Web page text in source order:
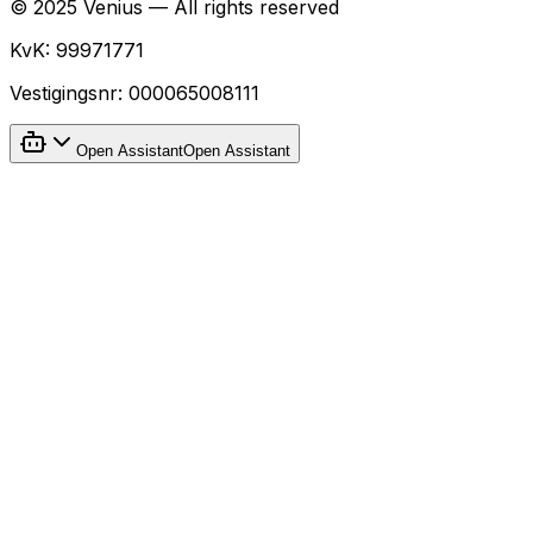
© 2025 Venius — All rights reserved
KvK: 99971771
Vestigingsnr: 000065008111
Open AssistantOpen Assistant